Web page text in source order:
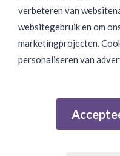
Binnen 24 uur Discreet
Join Onze Community:
verbeteren van
websitegebruik en om
marketingprojecten.
personaliseren van